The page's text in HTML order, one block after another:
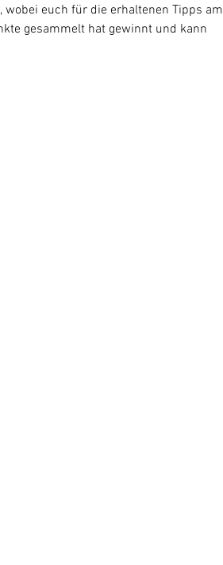
euch für die erhaltenen Tipps am
gesammelt hat gewinnt und kann